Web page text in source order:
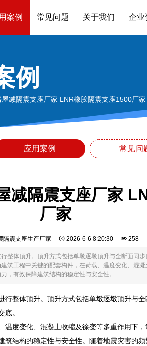
案例 常见问题 关于我们 企业
例
减隔震支座厂家 LNR橡胶隔震支座1500厂家
应用案例 常见问
减隔震支座厂家
厂家
隔震支座生产厂家 2026-6-6 8:20:30 258
整体顶升。顶升方式包括单墩逐墩顶升与全断面同
筑工程中关键的配套构件，在荷载、温度变化、混
，有效保障建筑结构的稳定性与安全性。...
整体顶升。顶升方式包括单墩逐墩顶升与
底。
度变化、混凝土收缩及徐变等多重作用下
结构的稳定性与安全性。随着地震灾害的